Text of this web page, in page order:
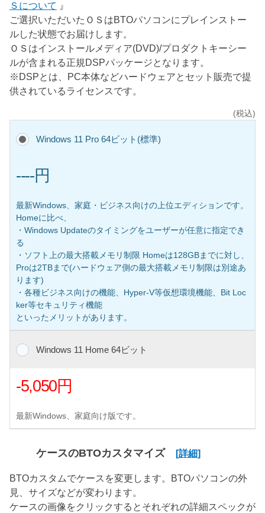
Ｓについて 』
ご選択いただいたＯＳはBTOパソコンにプレインストー
ルした状態でお届けします。
ＯＳはインストールメディア(DVD)/プロダクトキーシー
ルが含まれる正規DSPパッケージとなります。
※DSPとは、PC本体などハードウェアとセット販売で提
供されているライセンスです。
(税込)
Windows 11 Pro 64ビット(標準)
----円
最新Windows、家庭・ビジネス向けの上位エディションです。
Homeに比べ、
・Windows Updateのタイミングをユーザーが任意に指定でき
る
・ソフト上の最大搭載メモリ制限 Homeは128GBまでに対し、
Proは2TBまで(ハードウェア側の最大搭載メモリ制限は別途あ
ります)
・各種ビジネス向けの機能、Hyper-V等仮想環境機能、Bit Loc
ker等セキュリティ機能
といったメリットがあります。
Windows 11 Home 64ビット
-5,050円
最新Windows、家庭向け版です。
ケースのBTOカスタマイズ [詳細]
BTOカスタムでケースを変更します。BTOパソコンの外
見、サイズなどが変わります。
ケースの画像をクリックするとそれぞれの詳細スペックが